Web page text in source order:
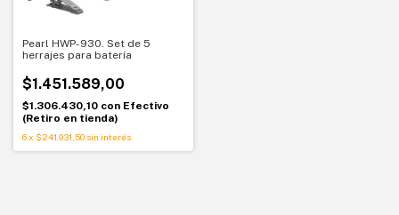
Pearl HWP-930. Set de 5
herrajes para batería
$1.451.589,00
$1.306.430,10 con Efectivo
(Retiro en tienda)
6x $241.931,50 sin interés